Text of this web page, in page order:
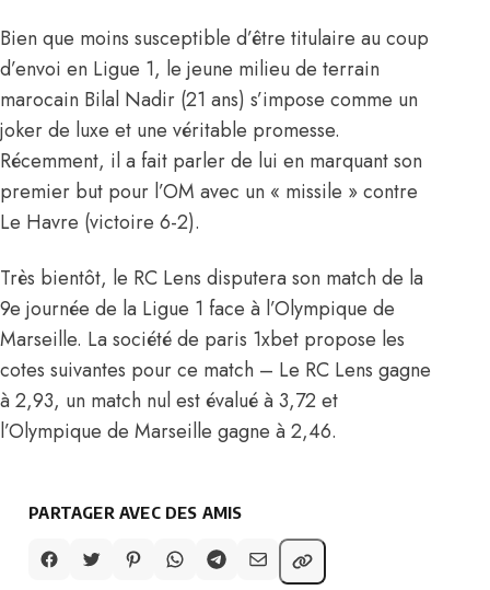
Bien que moins susceptible d’être titulaire au coup
d’envoi en Ligue 1, le jeune milieu de terrain
marocain Bilal Nadir (21 ans) s’impose comme un
joker de luxe et une véritable promesse.
Récemment, il a fait parler de lui en marquant son
premier but pour l’OM avec un « missile » contre
Le Havre (victoire 6-2).
Très bientôt, le RC Lens disputera son match de la
9e journée de la Ligue 1 face à l’Olympique de
Marseille. La société de paris 1xbet propose les
cotes suivantes pour ce match – Le RC Lens gagne
à 2,93, un match nul est évalué à 3,72 et
l’Olympique de Marseille gagne à 2,46.
PARTAGER AVEC DES AMIS